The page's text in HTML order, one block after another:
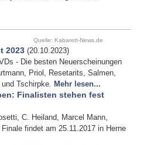
Quelle: Kabarett-News.de
2023 (20.10.2023)
- Die besten Neuerscheinungen
Priol, Resetarits, Salmen,
Tschirpke. Mehr lesen...
Finalisten stehen fest
C. Heiland, Marcel Mann,
findet am 25.11.2017 in Herne